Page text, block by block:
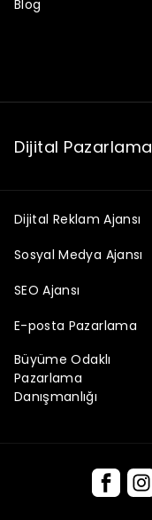
Blog
Dijital Pazarlama
Dijital Reklam Ajansı
Sosyal Medya Ajansı
SEO Ajansı
E-posta Pazarlama
Büyüme Odaklı
Pazarlama
Danışmanlığı